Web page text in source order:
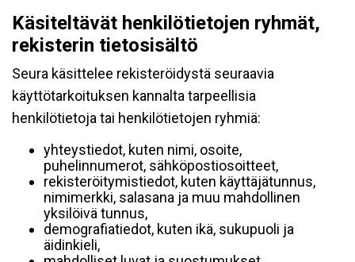
Käsiteltävät henkilötietojen ryhmät,
rekisterin tietosisältö
Seura käsittelee rekisteröidystä seuraavia
käyttötarkoituksen kannalta tarpeellisia
henkilötietoja tai henkilötietojen ryhmiä:
yhteystiedot, kuten nimi, osoite,
puhelinnumerot, sähköpostiosoitteet,
rekisteröitymistiedot, kuten käyttäjätunnus,
nimimerkki, salasana ja muu mahdollinen
yksilöivä tunnus,
demografiatiedot, kuten ikä, sukupuoli ja
äidinkieli,